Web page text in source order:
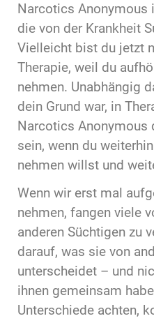
Narcotics Anonymous
die von der Krankheit
Vielleicht bist du jetzt
Therapie, weil du
nehmen. Unabhängig
dein Grund war, in
Narcotics Anonymous
sein, wenn du
nehmen willst und
Wenn wir erst mal
nehmen, fangen viele
anderen Süchtigen zu
darauf, was sie von
unterscheidet – und
ihnen gemeinsam
Unterschiede achten,